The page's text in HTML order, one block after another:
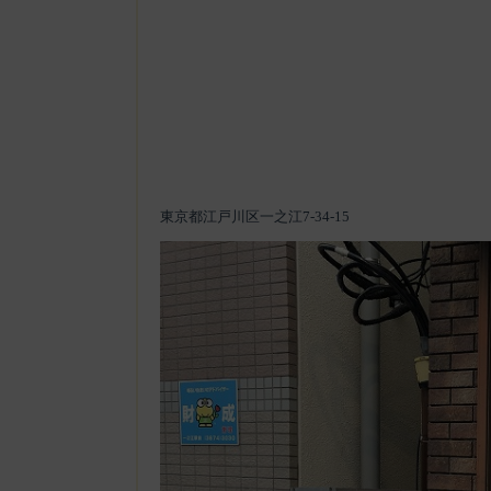
東京都江戸川区一之江7-34-15